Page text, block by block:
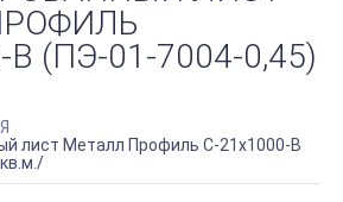
(ПЭ-01-7004-0,45)
лист Металл Профиль С-21х1000-B